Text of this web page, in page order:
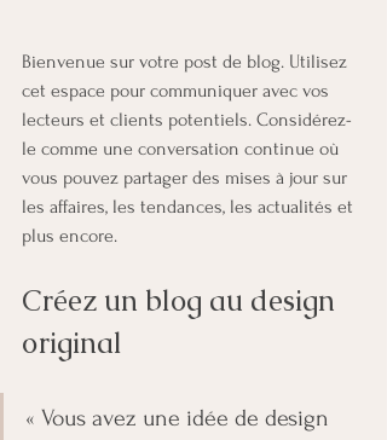
Bienvenue sur votre post de blog. Utilisez
cet espace pour communiquer avec vos
lecteurs et clients potentiels. Considérez-
le comme une conversation continue où
vous pouvez partager des mises à jour sur
les affaires, les tendances, les actualités et
plus encore.
Créez un blog au design
original
« Vous avez une idée de design